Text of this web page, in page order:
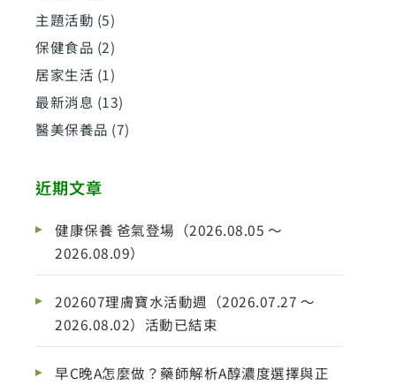
主題活動 (5)
保健食品 (2)
居家生活 (1)
最新消息 (13)
醫美保養品 (7)
近期文章
健康保養 爸氣登場（2026.08.05 ～
2026.08.09）
202607理膚寶水活動週（2026.07.27 ～
2026.08.02）活動已結束
早C晚A怎麼做？藥師解析A醇濃度選擇與正